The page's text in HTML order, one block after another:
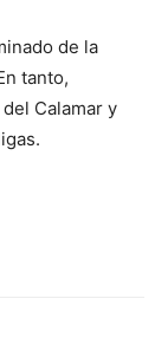
de la
tanto,
Calamar y